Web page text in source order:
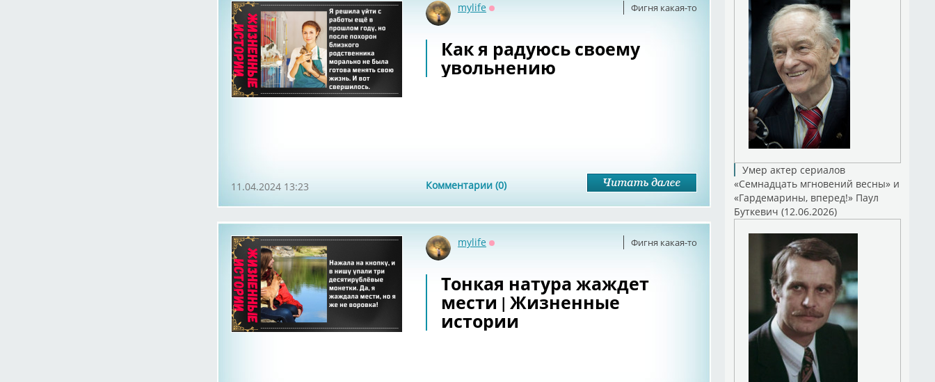
Фигня какая-то
mylife
Как я радуюсь своему
увольнению
Комментарии (0)
11.04.2024 13:23
Фигня какая-то
mylife
Тонкая натура жаждет
мести | Жизненные
истории
Умер актер сериалов
«Семнадцать мгновений весны» и
«Гардемарины, вперед!» Паул
Буткевич (12.06.2026)